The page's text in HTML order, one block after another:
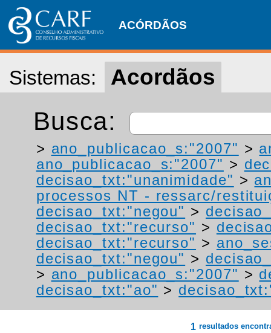
ACÓRDÃOS
Sistemas: Acordãos
Busca:
> ano_publicacao_s:"2007" >
ano_publicacao_s:"2007" >
decisao_txt:"unanimidade" >
processos NT - ressarc/
decisao_txt:"negou" >
decisao_txt:"recurso" >
decisao_txt:"recurso" >
decisao_txt:"negou" >
> ano_publicacao_s:"2007" >
decisao_txt:"ao" >
1 resultados